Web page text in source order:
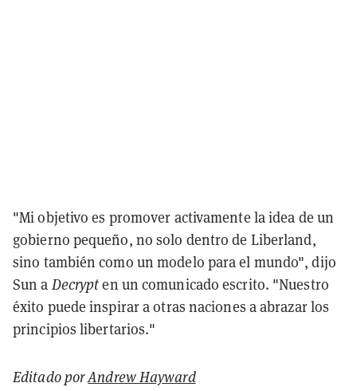
"Mi objetivo es promover activamente la idea de un
gobierno pequeño, no solo dentro de Liberland,
sino también como un modelo para el mundo", dijo
Sun a Decrypten un comunicado escrito. "Nuestro
éxito puede inspirar a otras naciones a abrazar los
principios libertarios."
Editado porAndrew Hayward